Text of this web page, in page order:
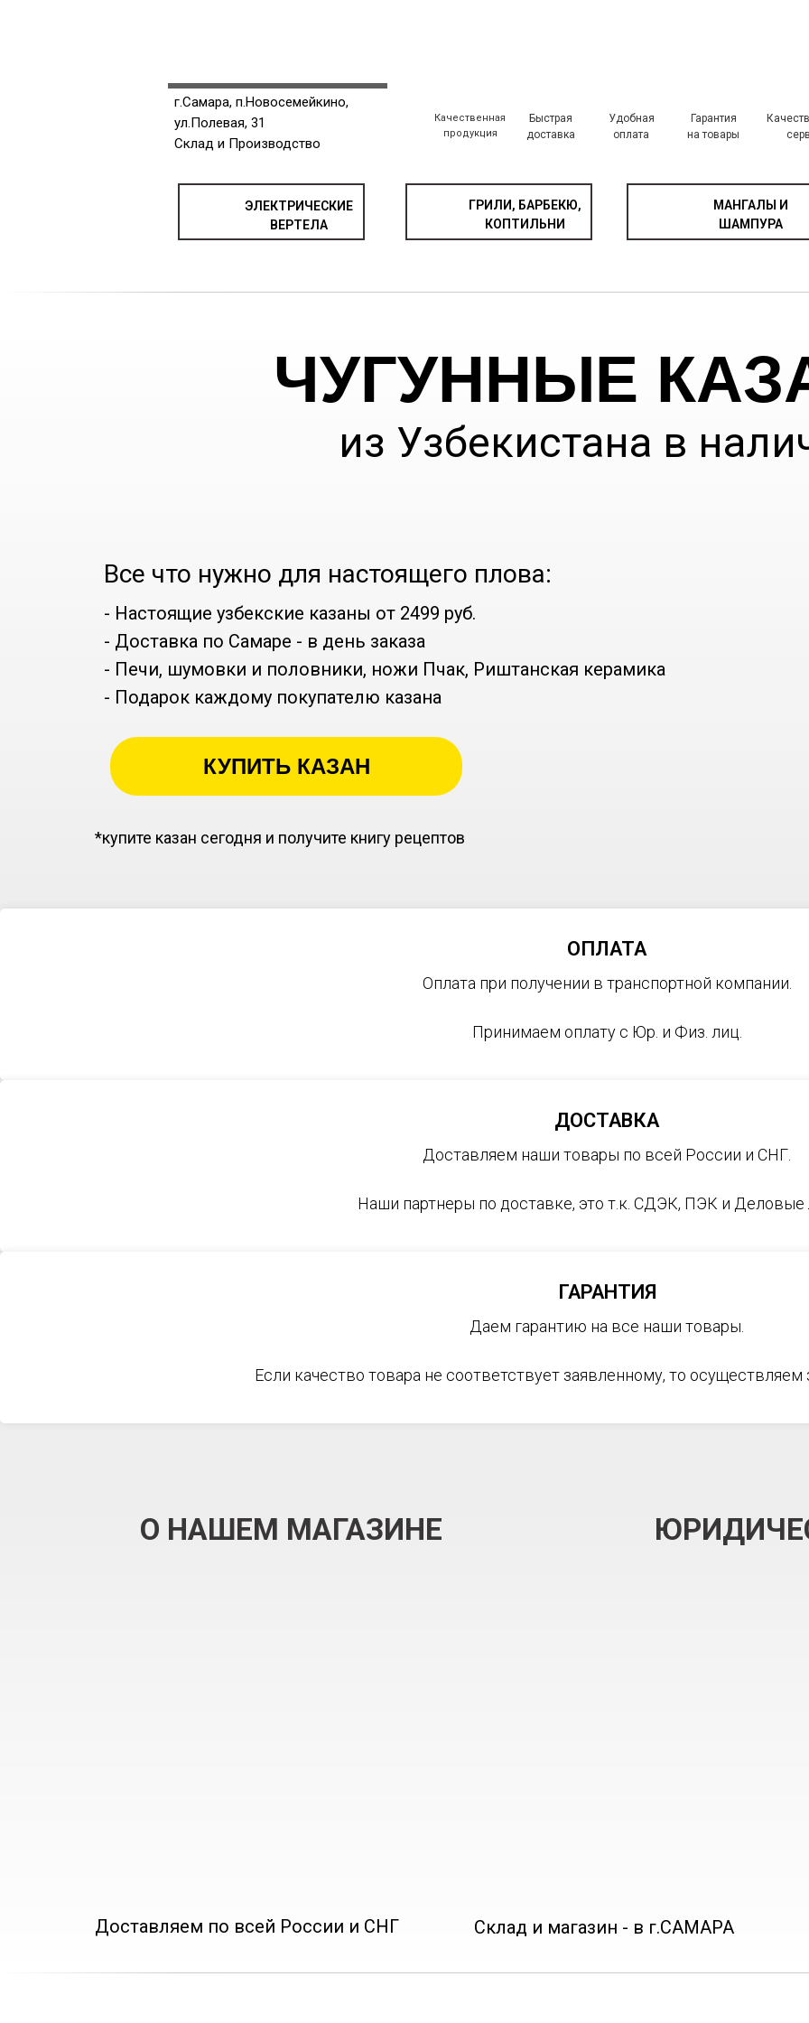
г.Самара, п.Новосемейкино,
ул.Полевая, 31
Склад и Производство
Качественная
продукция
Быстрая
доставка
Удобная
оплата
Гарантия
на товары
ЭЛЕКТРИЧЕСКИЕ
ВЕРТЕЛА
ГРИЛИ, БАРБЕКЮ,
КОПТИЛЬНИ
МАНГАЛЫ И
ШАМПУРА
ЧУГУННЫЕ
Все что нужно для настоящего плова:
- Настоящие узбекские казаны от 2499 руб.
- Доставка по Самаре - в день заказа
- Печи, шумовки и половники, ножи Пчак, Риштанская керамика
- Подарок каждому покупателю казана
КУПИТЬ КАЗАН
*купите казан сегодня и получите книгу рецептов
из Узбекистана в
ОПЛАТА
Оплата при получении в транспортной компании.
Принимаем оплату с Юр. и Физ. лиц.
ДОСТАВКА
Доставляем наши товары по всей России и СНГ.
Наши партнеры по доставке, это т.к. СДЭК, ПЭК и Деловые
ГАРАНТИЯ
Даем гарантию на все наши товары.
Если качество товара не соответствует заявленному, то
О НАШЕМ МАГАЗИНЕ
Доставляем по всей России и СНГ Склад и магазин - в г.САМАРА